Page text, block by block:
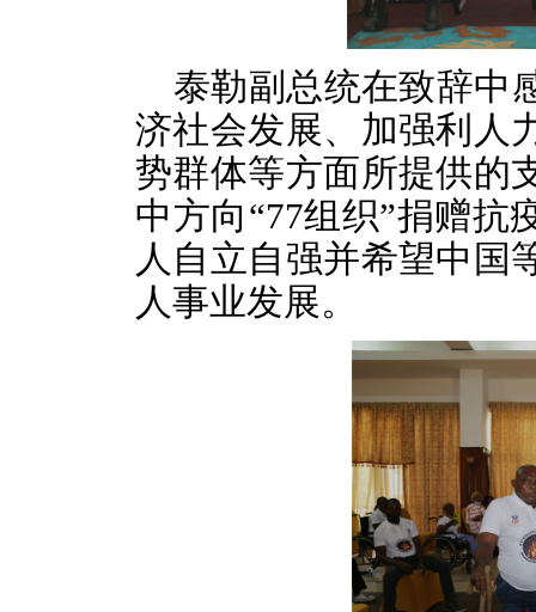
泰勒副总统在致辞中
济社会发展、加强利人
势群体等方面所提供的
中方向“77组织”捐赠抗
人自立自强并希望中国
人事业发展。